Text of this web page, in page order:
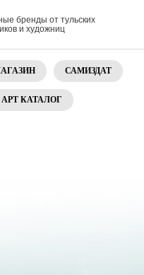
бренды от тульских
и художниц
САМИЗДАТ
АРТ КАТАЛОГ